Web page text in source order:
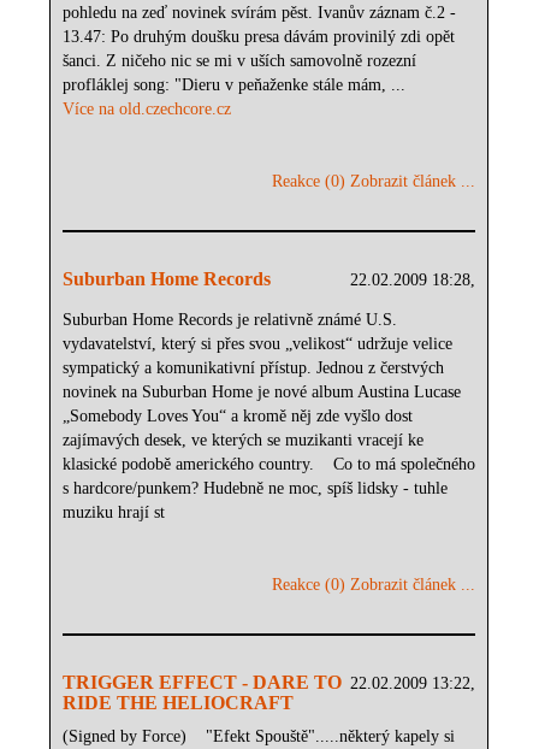
pohledu na zeď novinek svírám pěst. Ivanův záznam č.2 -
13.47: Po druhým doušku presa dávám provinilý zdi opět
šanci. Z ničeho nic se mi v uších samovolně rozezní
profláklej song: "Dieru v peňaženke stále mám, ...
Více na old.czechcore.cz
Reakce (0) Zobrazit článek ...
22.02.2009 18:28,
Suburban Home Records
Suburban Home Records je relativně známé U.S.
vydavatelství, který si přes svou „velikost“ udržuje velice
sympatický a komunikativní přístup. Jednou z čerstvých
novinek na Suburban Home je nové album Austina Lucase
„Somebody Loves You“ a kromě něj zde vyšlo dost
zajímavých desek, ve kterých se muzikanti vracejí ke
klasické podobě amerického country. Co to má společného
s hardcore/punkem? Hudebně ne moc, spíš lidsky - tuhle
muziku hrají st
Reakce (0) Zobrazit článek ...
22.02.2009 13:22,
TRIGGER EFFECT - DARE TO
RIDE THE HELIOCRAFT
(Signed by Force) "Efekt Spouště".....některý kapely si